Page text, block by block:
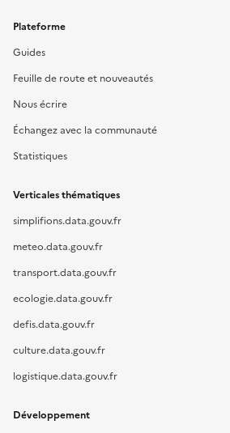
Plateforme
Guides
Feuille de route et nouveautés
Nous écrire
Échangez avec la communauté
Statistiques
Verticales thématiques
simplifions.data.gouv.fr
meteo.data.gouv.fr
transport.data.gouv.fr
ecologie.data.gouv.fr
defis.data.gouv.fr
culture.data.gouv.fr
logistique.data.gouv.fr
Développement